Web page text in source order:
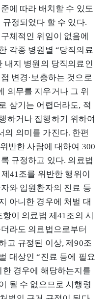
에 따라 배치할 수 있도
정되었다 할 수 있다.
체적인 위임이 없음에
각종 병원별 “당직의료
내지 병원의 당직의료인
변경·보충하는 것으로
의무를 지우거나 그 위
삼기는 어렵더라도, 적
하거나 집행하기 위하여
의 의미를 가진다. 한편
반한 사람에 대하여 300
규정하고 있다. 의료법
41조를 위반한 행위이
와 입원환자의 진료 등
아니한 경우에 처벌 대
이 의료법 제41조의 시
라도 의료법으로부터
고 규정된 이상, 제90조
대상인 “진료 등에 필요
경우에 해당하는지를
될 수 없으므로 시행령